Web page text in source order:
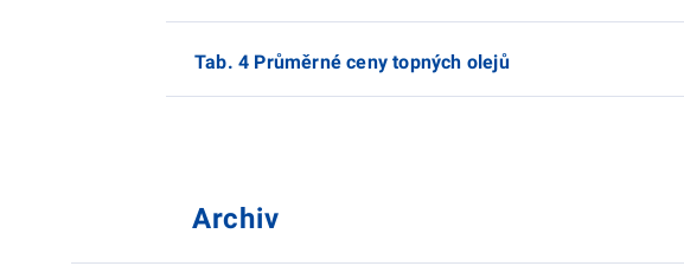
Tab. 4 Průměrné ceny topných olejů
Archiv